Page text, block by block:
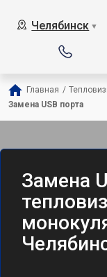
Челябинск ▼
Главная /
Замена USB порта
Замена